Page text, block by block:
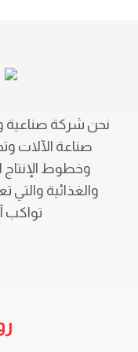
نحن شركة صناعية
صناعة الآلات
وخطوط الإنتاج
والغذائية والتي
تواكب